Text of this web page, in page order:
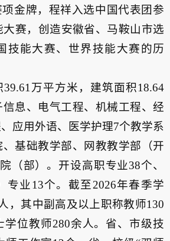
项金牌，程祥入选中国代表团参
大赛，创造安徽省、马鞍山市选
技能大赛、世界技能大赛的历
万平方米，建筑面积18.64
息、电气工程、机械工程、经
应用外语、医学护理7个教学系
基础教学部、网教教学部（开
（部）。开设高职专业38个、
专业13个。截至2026年春季学
，其中副高及以上职称教师130
学位教师280余人。省、市级技